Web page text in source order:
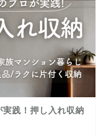
実践！押し入れ収納